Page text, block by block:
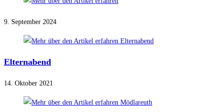
9. September 2024
Elternabend
14. Oktober 2021